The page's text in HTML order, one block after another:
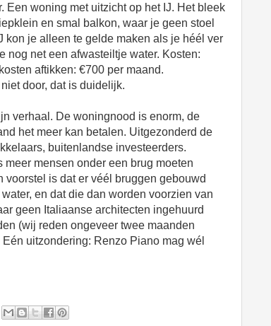
Een woning met uitzicht op het IJ. Het bleek
en smal balkon, waar je geen stoel
kon je alleen te gelde maken als je héél ver
nog net een afwasteiltje water. Kosten:
aftikken: €700 per maand.
door, dat is duidelijk.
verhaal. De woningnood is enorm, de
het meer kan betalen. Uitgezonderd de
buitenlandse investeerders.
mensen onder een brug moeten
is dat er véél bruggen gebouwd
en dat die dan worden voorzien van
geen Italiaanse architecten ingehuurd
(wij reden ongeveer twee maanden
uitzondering: Renzo Piano mag wél